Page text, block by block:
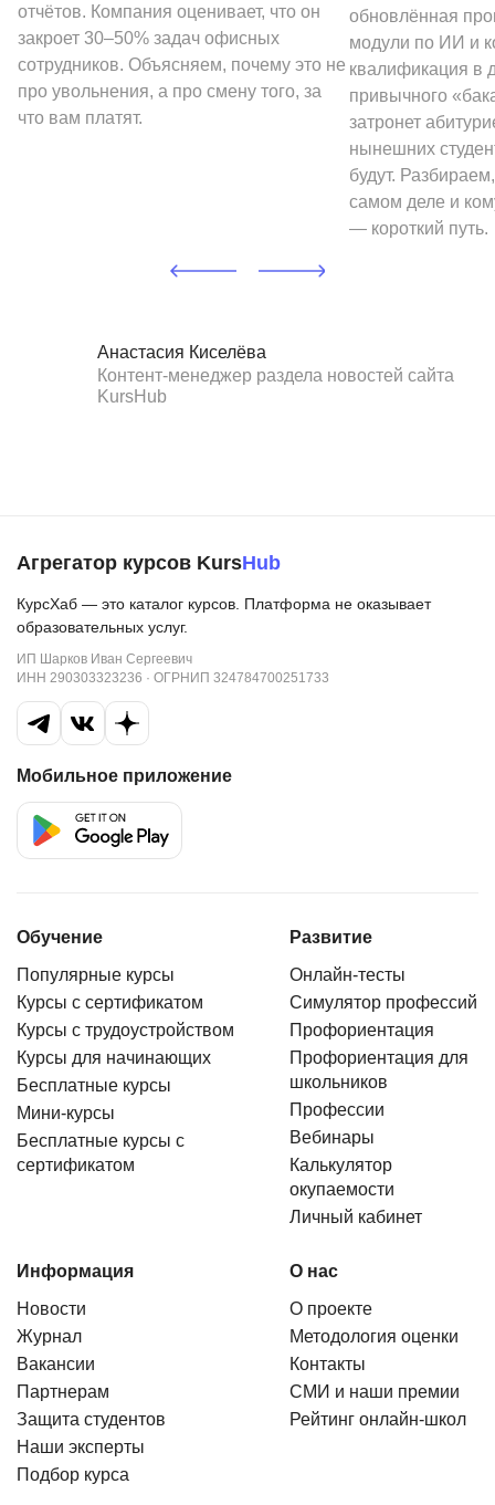
отчётов. Компания оценивает, что он
закроет 30–50% задач офисных
сотрудников. Объясняем, почему это не
про увольнения, а про смену того, за
что вам платят.
обновлённая
модули по ИИ и
квалификация в
привычного
затронет
нынешних
будут.
самом деле и
— короткий путь.
Анастасия Киселёва
Контент-менеджер раздела новостей сайта
KursHub
Агрегатор курсов KursHub
КурсХаб — это каталог курсов. Платформа не оказывает
образовательных услуг.
ИП Шарков Иван Сергеевич
ИНН 290303323236 · ОГРНИП 324784700251733
Мобильное приложение
Обучение
Популярные курсы
Курсы с сертификатом
Курсы с трудоустройством
Курсы для начинающих
Бесплатные курсы
Мини-курсы
Бесплатные курсы с
сертификатом
Развитие
Онлайн-тесты
Симулятор профессий
Профориентация
Профориентация для
школьников
Профессии
Вебинары
Калькулятор
окупаемости
Личный кабинет
Информация
Новости
Журнал
Вакансии
Партнерам
Защита студентов
Наши эксперты
Подбор курса
О нас
О проекте
Методология оценки
Контакты
СМИ и наши премии
Рейтинг онлайн-школ